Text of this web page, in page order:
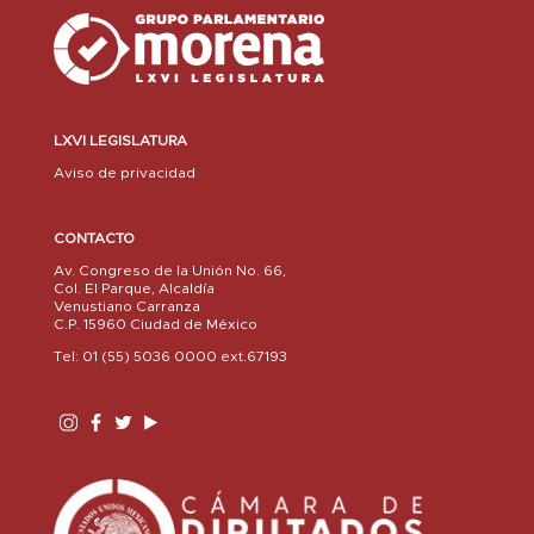
LXVI LEGISLATURA
Aviso de privacidad
CONTACTO
Av. Congreso de la Unión No. 66,
Col. El Parque, Alcaldía
Venustiano Carranza
C.P. 15960 Ciudad de México
Tel: 01 (55) 5036 0000 ext.67193